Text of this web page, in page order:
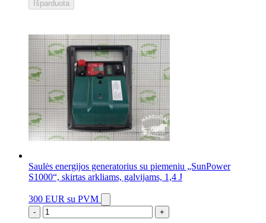
Išparduota
Saulės energijos generatorius su piemeniu „SunPower
S1000“, skirtas arkliams, galvijams, 1,4 J
300 EUR su PVM
- +